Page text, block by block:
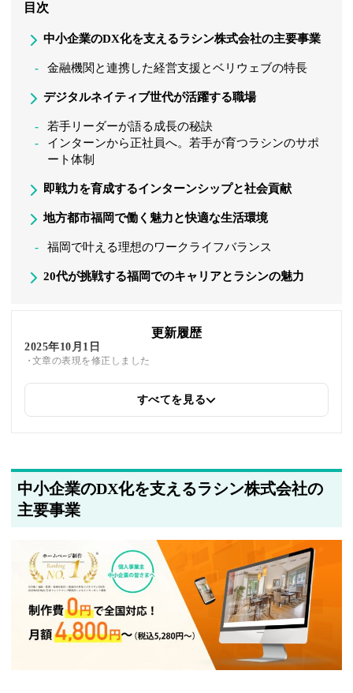
目次
中小企業のDX化を支えるラシン株式会社の主要事業
金融機関と連携した経営支援とベリウェブの特長
デジタルネイティブ世代が活躍する職場
若手リーダーが語る成長の秘訣
インターンから正社員へ。若手が育つラシンのサポ
ート体制
即戦力を育成するインターンシップと社会貢献
地方都市福岡で働く魅力と快適な生活環境
福岡で叶える理想のワークライフバランス
20代が挑戦する福岡でのキャリアとラシンの魅力
更新履歴
2025年10月1日
文章の表現を修正しました
著者情報の変更を行いました
同じトピックを紹介している「株式会社ハーバルアイ、株式会社ボ
ーダレス・ジャパン、株式会社JIITAK、株式会社コウダプロ、カ
プセルジャパン株式会社、株式会社FCCテクノ」への内部リンクを
追加しました
すべてを見る
中小企業のDX化を支えるラシン株式会社の
主要事業